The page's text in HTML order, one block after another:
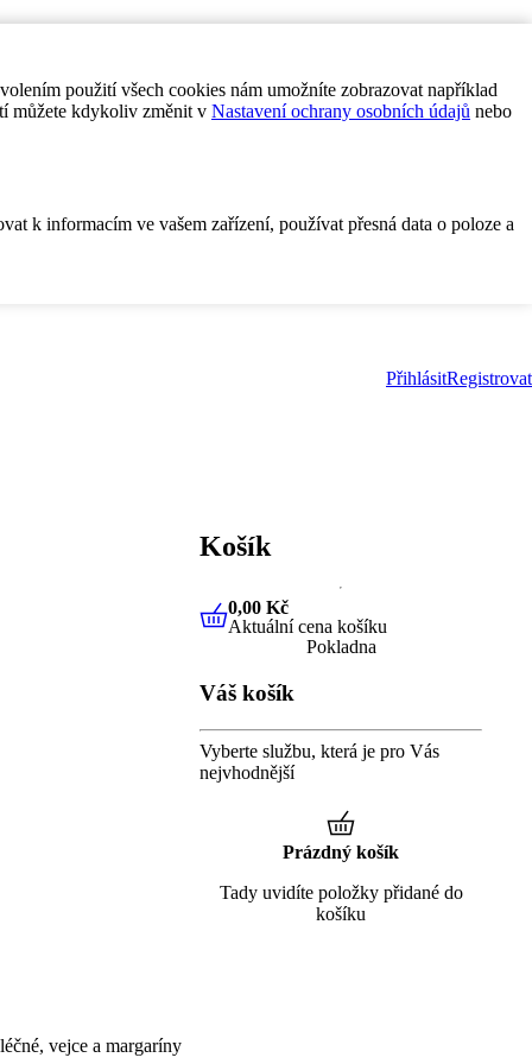
použití všech cookies nám umožníte zobrazovat například
můžete kdykoliv změnit v Nastavení ochrany osobních údajů nebo
k informacím ve vašem zařízení, používat přesná data o poloze a
PřihlásitRegistrovat
vejce a margaríny
Košík
0,00 KčAktuální cena košíku
0,00 Kč
Aktuální cena košíku
Pokladna
Váš košík
Vyberte službu, která je pro Vás
nejvhodnější
Prázdný košík
Tady uvidíte položky přidané do
košíku